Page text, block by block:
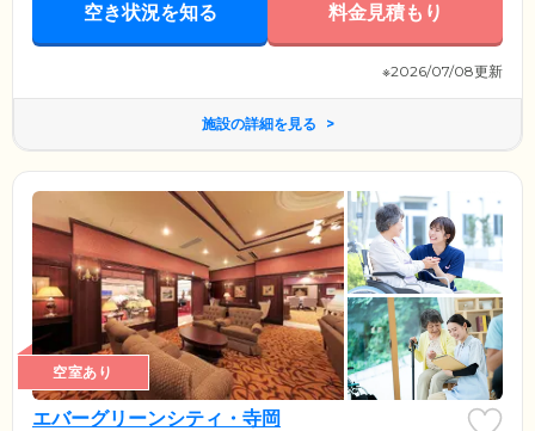
空き状況を知る 料金見積もり
※2026/07/08更新
施設の詳細を見る
空室あり
エバーグリーンシティ・寺岡